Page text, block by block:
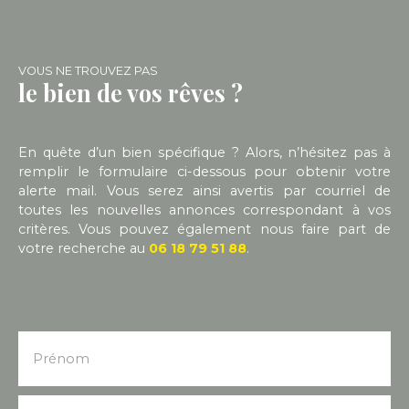
VOUS NE TROUVEZ PAS
le bien de vos rêves ?
En quête d’un bien spécifique ? Alors, n’hésitez pas à
remplir le formulaire ci-dessous pour obtenir votre
alerte mail. Vous serez ainsi avertis par courriel de
toutes les nouvelles annonces correspondant à vos
critères. Vous pouvez également nous faire part de
votre recherche au 06 18 79 51 88.
Prénom